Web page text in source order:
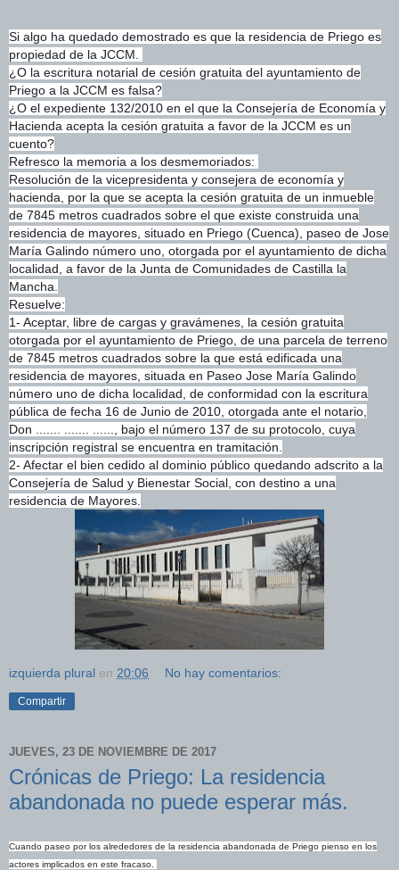
Si algo ha quedado demostrado es que la residencia de Priego es
propiedad de la JCCM.
¿O la escritura notarial de cesión gratuita del ayuntamiento de
Priego a la JCCM es falsa?
¿O el expediente 132/2010 en el que la Consejería de Economía y
Hacienda acepta la cesión gratuita a favor de la JCCM es un
cuento?
Refresco la memoria a los desmemoriados:
Resolución de la vicepresidenta y consejera de economía y
hacienda, por la que se acepta la cesión gratuita de un inmueble
de 7845 metros cuadrados sobre el que existe construida una
residencia de mayores, situado en Priego (Cuenca), paseo de Jose
María Galindo número uno, otorgada por el ayuntamiento de dicha
localidad, a favor de la Junta de Comunidades de Castilla la
Mancha.
Resuelve:
1- Aceptar, libre de cargas y gravámenes, la cesión gratuita
otorgada por el ayuntamiento de Priego, de una parcela de terreno
de 7845 metros cuadrados sobre la que está edificada una
residencia de mayores, situada en Paseo Jose María Galindo
número uno de dicha localidad, de conformidad con la escritura
pública de fecha 16 de Junio de 2010, otorgada ante el notario,
Don ....... ....... ......, bajo el número 137 de su protocolo, cuya
inscripción registral se encuentra en tramitación.
2- Afectar el bien cedido al dominio público quedando adscrito a la
Consejería de Salud y Bienestar Social, con destino a una
residencia de Mayores.
izquierda plural en 20:06 No hay comentarios:
Compartir
JUEVES, 23 DE NOVIEMBRE DE 2017
Crónicas de Priego: La residencia
abandonada no puede esperar más.
Cuando paseo por los alrededores de la residencia abandonada de Priego pienso en los
actores implicados en este fracaso.